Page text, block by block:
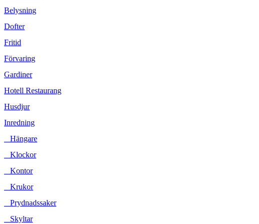
Belysning
Dofter
Fritid
Förvaring
Gardiner
Hotell Restaurang
Husdjur
Inredning
Hängare
Klockor
Kontor
Krukor
Prydnadssaker
Skyltar